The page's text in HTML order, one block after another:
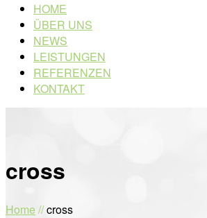
HOME
ÜBER UNS
NEWS
LEISTUNGEN
REFERENZEN
KONTAKT
cross
Home //cross